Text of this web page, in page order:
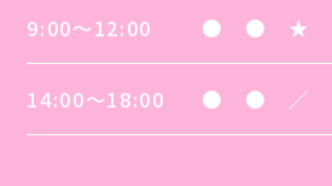
9:00～12:00 ● ● ★
14:00～18:00 ● ● ／